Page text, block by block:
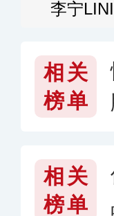
李宁
相关
榜单
相关
榜单